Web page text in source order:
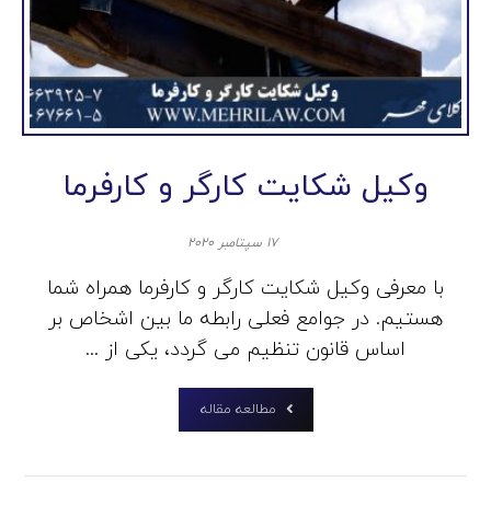
وکیل شکایت کارگر و کارفرما
۱۷ سپتامبر ۲۰۲۰
با معرفی وکیل شکایت کارگر و کارفرما همراه شما
هستیم. در جوامع فعلی رابطه ما بین اشخاص بر
اساس قانون تنظیم می گردد، یکی از ...
مطالعه مقاله